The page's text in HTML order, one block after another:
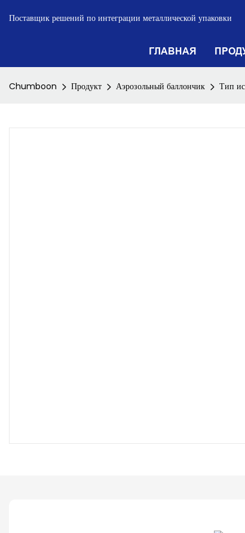
Поставщик решений по интеграции металлической упаковки
ГЛАВНАЯ
Chumboon Продукт Аэрозольный баллончик Тип